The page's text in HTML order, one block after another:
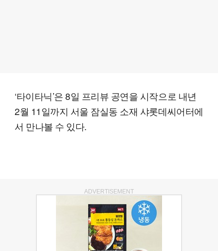
‘타이타닉’은 8일 프리뷰 공연을 시작으로 내년
2월 11일까지 서울 잠실동 소재 샤롯데씨어터에
서 만나볼 수 있다.
ADVERTISEMENT